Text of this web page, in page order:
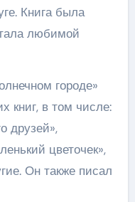
Книга была
любимой
городе»
книг, в том числе:
друзей»,
цветочек»,
Он также писал